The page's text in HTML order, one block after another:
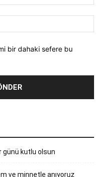
bir dahaki sefere bu
günü kutlu olsun
ve minnetle anıyoruz